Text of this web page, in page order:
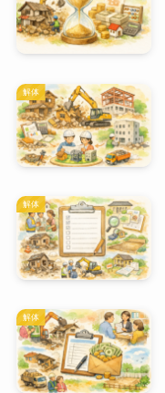
解体
解体
解体